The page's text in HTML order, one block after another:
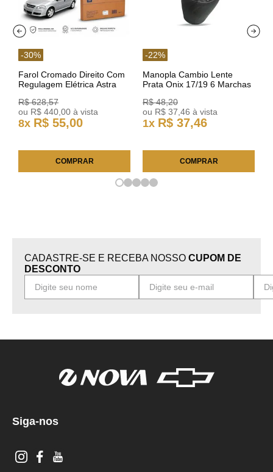
-30%
Farol Cromado Direito Com
Regulagem Elétrica Astra
R$ 628,57
ou R$ 440 00 à vista
8x R$ 55,00
COMPRAR
-22%
Manopla Cambio Lente
Prata Onix 17/19 6 Marchas
R$ 48,20
ou R$ 37 46 à vista
1x R$ 37,46
COMPRAR
CADASTRE-SE E RECEBA NOSSO CUPOM DE
DESCONTO
Siga-nos